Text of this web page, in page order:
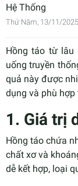
Hệ Thống
Thứ Năm, 13/11/2025
Hồng táo từ lâu
uống truyền
quả này được
dụng và phù hợp
1. Giá trị
Hồng táo chứa
chất xơ và
dễ kết hợp, loại